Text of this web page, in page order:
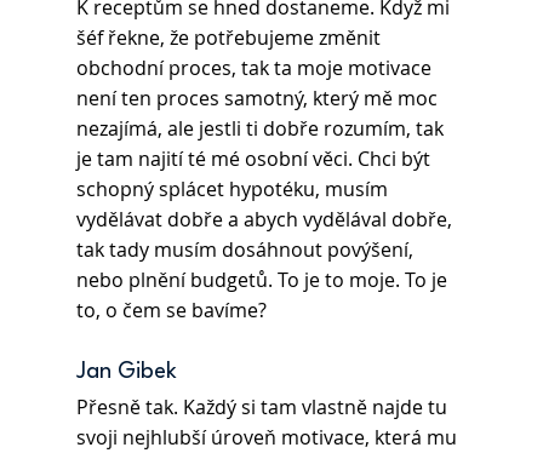
K receptům se hned dostaneme. Když mi
šéf řekne, že potřebujeme změnit
obchodní proces, tak ta moje motivace
není ten proces samotný, který mě moc
nezajímá, ale jestli ti dobře rozumím, tak
je tam najití té mé osobní věci. Chci být
schopný splácet hypotéku, musím
vydělávat dobře a abych vydělával dobře,
tak tady musím dosáhnout povýšení,
nebo plnění budgetů. To je to moje. To je
to, o čem se bavíme?
Jan Gibek
Přesně tak. Každý si tam vlastně najde tu
svoji nejhlubší úroveň motivace, která mu